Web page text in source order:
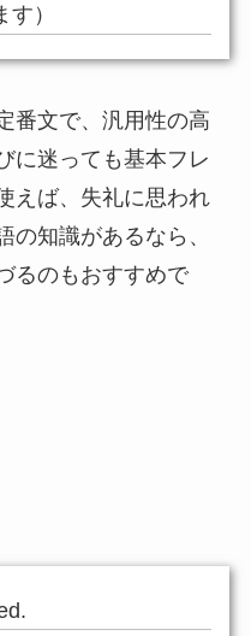
）
番文で、汎用性の高
に迷っても基本フレ
えば、失礼に思われ
の知識があるなら、
るのもおすすめで